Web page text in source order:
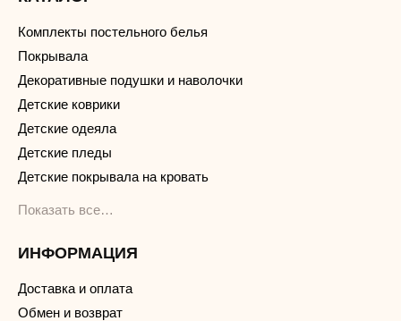
Комплекты постельного белья
Покрывала
Декоративные подушки и наволочки
Детские коврики
Детские одеяла
Детские пледы
Детские покрывала на кровать
Показать все…
ИНФОРМАЦИЯ
Доставка и оплата
Обмен и возврат